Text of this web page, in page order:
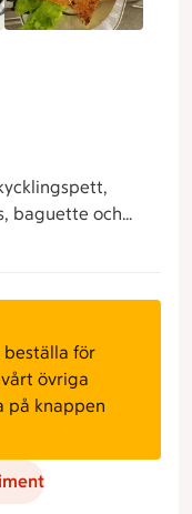
baguette och
för
övriga
på knappen